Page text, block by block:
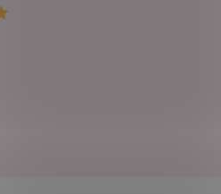
je 5 z 5 hvězdiček.